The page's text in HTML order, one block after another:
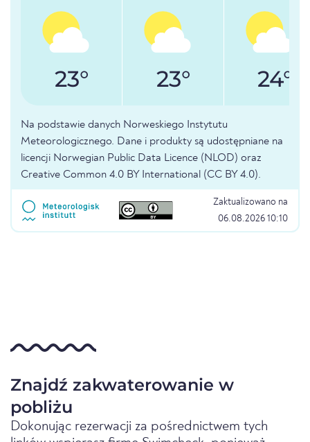
23° 23° 24°
Na podstawie danych Norweskiego Instytutu
Meteorologicznego. Dane i produkty są udostępniane na
licencji Norwegian Public Data Licence (NLOD) oraz
Creative Common 4.0 BY International (CC BY 4.0).
Zaktualizowano na
06.08.2026 10:10
Znajdź zakwaterowanie w
pobliżu
Dokonując rezerwacji za pośrednictwem tych